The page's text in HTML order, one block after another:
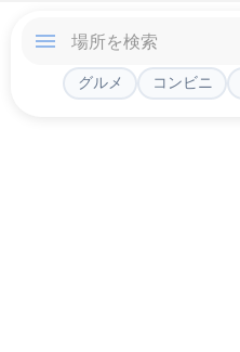
グルメ コンビニ